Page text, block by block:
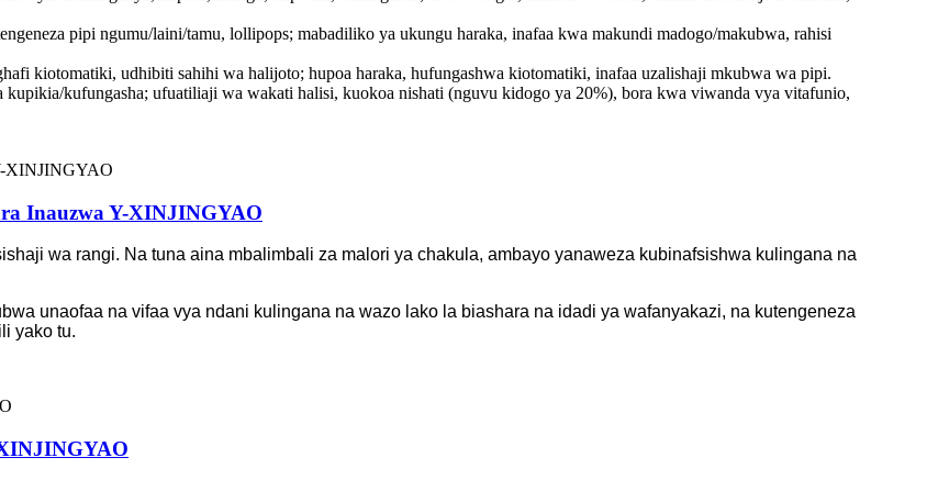
pipi ngumu/laini/tamu, lollipops; mabadiliko ya ukungu haraka, inafaa kwa makundi madogo/makubwa, rahisi
kiotomatiki, udhibiti sahihi wa halijoto; hupoa haraka, hufungashwa kiotomatiki, inafaa uzalishaji mkubwa wa pipi.
kufungasha; ufuatiliaji wa wakati halisi, kuokoa nishati (nguvu kidogo ya 20%), bora kwa viwanda vya vitafunio,
Inauzwa Y-XINJINGYAO
wa rangi. Na tuna aina mbalimbali za malori ya chakula, ambayo yanaweza kubinafsishwa kulingana na
unaofaa na vifaa vya ndani kulingana na wazo lako la biashara na idadi ya wafanyakazi, na kutengeneza
yako tu.